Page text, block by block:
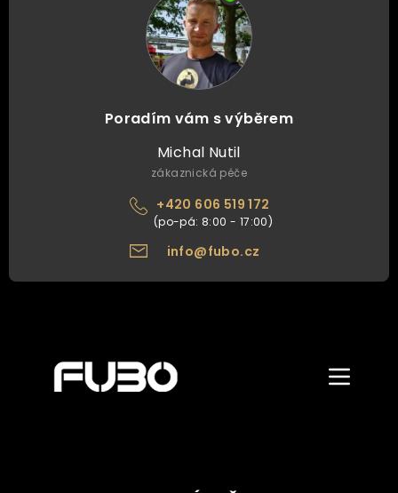
Poradím vám s výběrem
Michal Nutil
zákaznická péče
+420 606 519 172
info@fubo.cz
Zobrazit/
menu